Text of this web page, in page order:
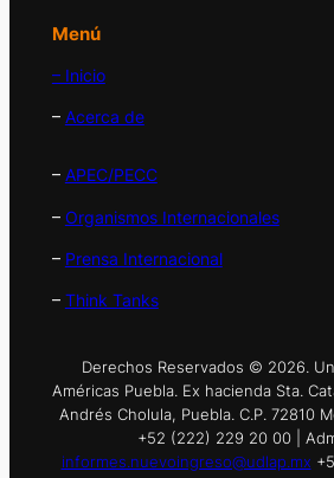
Menú
– Inicio
– Acerca de
– APEC/PECC
– Organismos Internacionales
– Prensa Internacional
– Think Tanks
Derechos Reservados © 2026.
Américas Puebla. Ex hacienda Sta.
Andrés Cholula, Puebla. C.P. 72810
+52 (222) 229 20 00 |
informes.nuevoingreso@udlap.mx